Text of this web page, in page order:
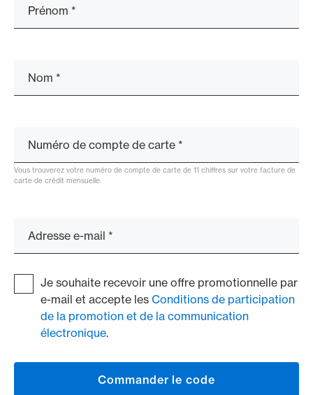
Prénom *
Nom *
Numéro de compte de carte *
Vous trouverez votre numéro de compte de carte de 11 chiffres sur votre facture de
carte de crédit mensuelle.
Adresse e-mail *
Je souhaite recevoir une offre promotionnelle par
e-mail et accepte les Conditions de participation
de la promotion et de la communication
électronique.
Commander le code